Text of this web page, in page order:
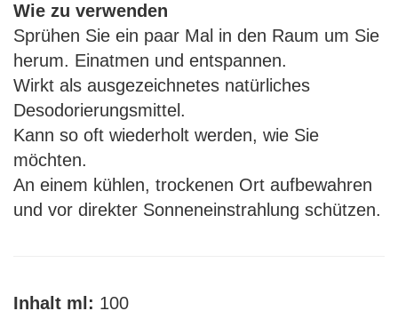
Wie zu verwenden
Sprühen Sie ein paar Mal in den Raum um Sie
herum. Einatmen und entspannen.
Wirkt als ausgezeichnetes natürliches
Desodorierungsmittel.
Kann so oft wiederholt werden, wie Sie
möchten.
An einem kühlen, trockenen Ort aufbewahren
und vor direkter Sonneneinstrahlung schützen.
Inhalt ml: 100